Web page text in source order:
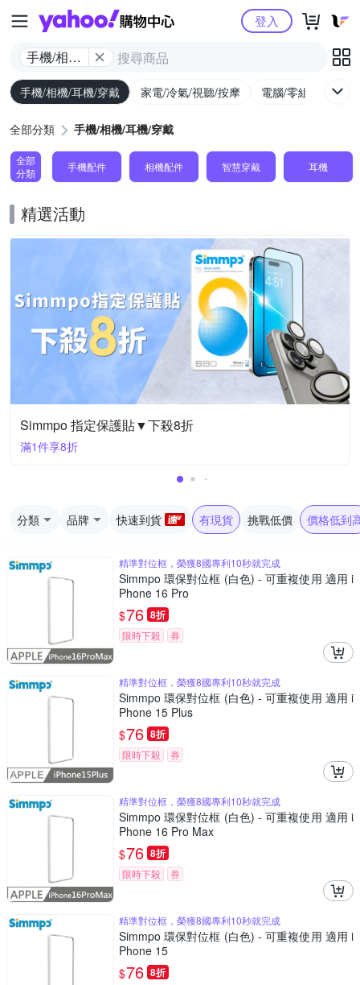
Yahoo購物中心
手機/相機/
耳機/穿戴
登入
手機/相機/耳機/穿戴 家電/冷氣/視聽/按摩 電腦/零組件/週邊/
全部分類 手機/相機/耳機/穿戴
全部
分類
手機配件 相機配件 智慧穿戴 耳機
精選活動
Simmpo 指定保護貼▼下殺8折
滿1件享8折
分類 品牌 快速到貨 有現貨 挑戰低價 價格低到
精準對位框，榮獲8國專利10秒就完成
Simmpo 環保對位框 (白色) - 可重複使用 適用 i
Phone 16 Pro
$76 8折
限時下殺 券
精準對位框，榮獲8國專利10秒就完成
Simmpo 環保對位框 (白色) - 可重複使用 適用 i
Phone 15 Plus
$76 8折
限時下殺 券
精準對位框，榮獲8國專利10秒就完成
Simmpo 環保對位框 (白色) - 可重複使用 適用 i
Phone 16 Pro Max
$76 8折
限時下殺 券
精準對位框，榮獲8國專利10秒就完成
Simmpo 環保對位框 (白色) - 可重複使用 適用 i
Phone 15
$76 8折